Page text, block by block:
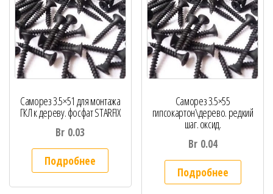
Саморез 3.5×51 для монтажа
ГКЛ к дереву. фосфат STARFIX
Br 0.03
Подробнее
Саморез 3.5×55
гипсокартон\дерево. редкий
шаг. оксид.
Br 0.04
Подробнее